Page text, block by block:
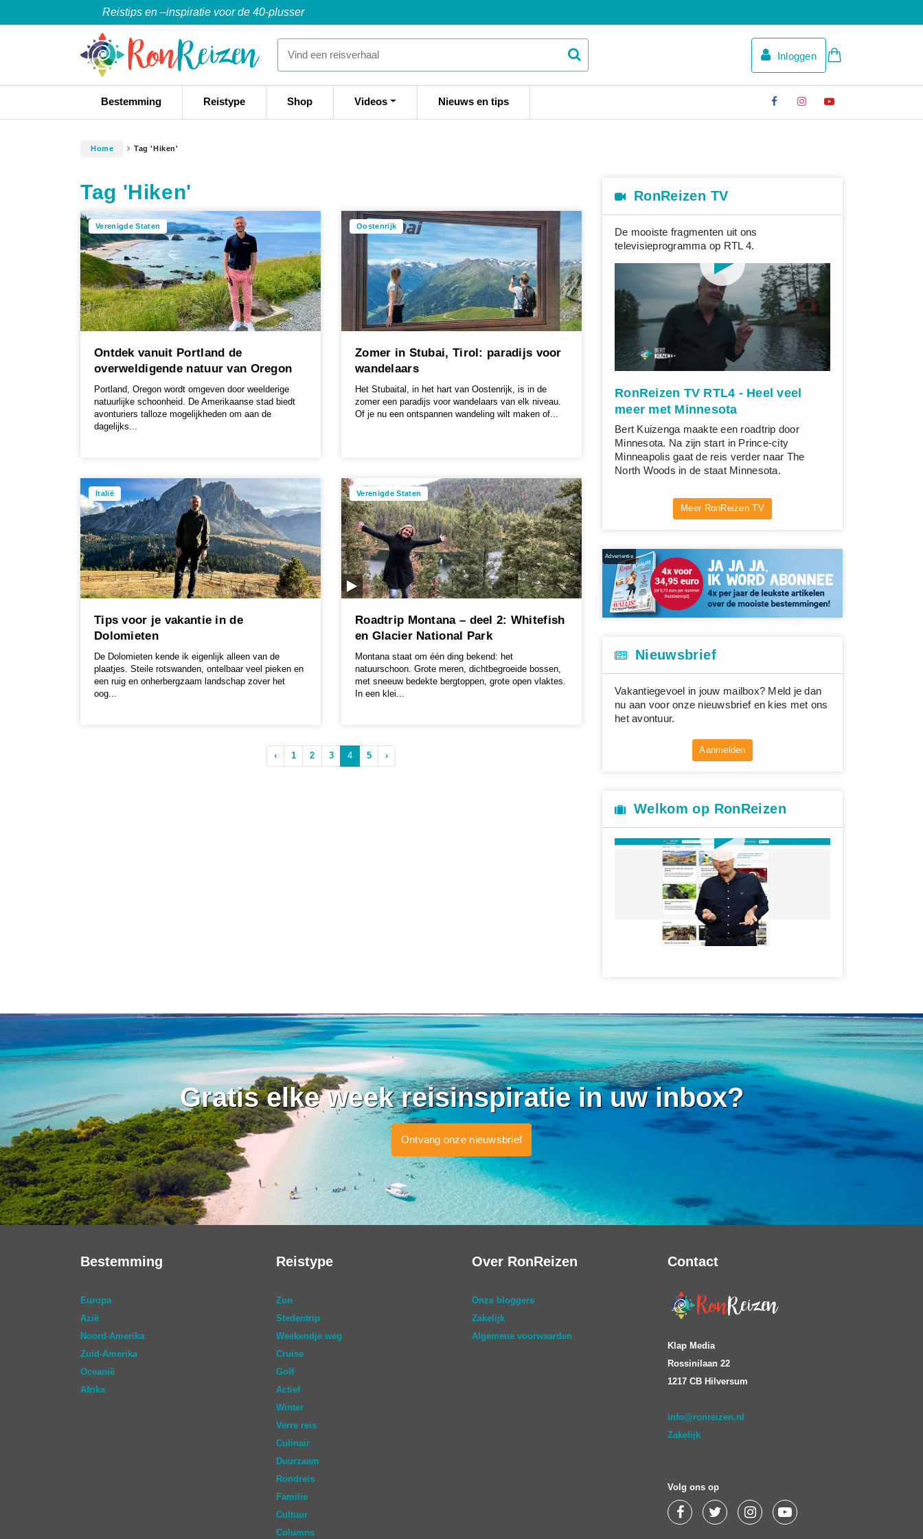
Reistips en –inspiratie voor de 40-plusser
Inloggen
Bestemming Reistype Shop Videos Nieuws en tips
Home Tag 'Hiken'
Tag 'Hiken'
Verenigde Staten
Ontdek vanuit Portland de
overweldigende natuur van Oregon
Portland, Oregon wordt omgeven door weelderige
natuurlijke schoonheid. De Amerikaanse stad biedt
avonturiers talloze mogelijkheden om aan de
dagelijks...
Oostenrijk
Zomer in Stubai, Tirol: paradijs voor
wandelaars
Het Stubaital, in het hart van Oostenrijk, is in de
zomer een paradijs voor wandelaars van elk niveau.
Of je nu een ontspannen wandeling wilt maken of...
Italië
Tips voor je vakantie in de
Dolomieten
De Dolomieten kende ik eigenlijk alleen van de
plaatjes. Steile rotswanden, ontelbaar veel pieken en
een ruig en onherbergzaam landschap zover het
oog...
Verenigde Staten
Roadtrip Montana – deel 2: Whitefish
en Glacier National Park
Montana staat om één ding bekend: het
natuurschoon. Grote meren, dichtbegroeide bossen,
met sneeuw bedekte bergtoppen, grote open vlaktes.
In een klei...
‹ 1 2 3 4 5 ›
RonReizen TV
De mooiste fragmenten uit ons
televisieprogramma op RTL 4.
RonReizen TV RTL4 - Heel veel
meer met Minnesota
Bert Kuizenga maakte een roadtrip door
Minnesota. Na zijn start in Prince-city
Minneapolis gaat de reis verder naar The
North Woods in de staat Minnesota.
Meer RonReizen TV
Advertentie
Nieuwsbrief
Vakantiegevoel in jouw mailbox? Meld je dan
nu aan voor onze nieuwsbrief en kies met ons
het avontuur.
Aanmelden
Welkom op RonReizen
Gratis elke week reisinspiratie in uw inbox?
Ontvang onze nieuwsbrief
Bestemming
Europa
Azië
Noord-Amerika
Zuid-Amerika
Oceanië
Afrika
Reistype
Zon
Stedentrip
Weekendje weg
Cruise
Golf
Actief
Winter
Verre reis
Culinair
Duurzaam
Rondreis
Familie
Cultuur
Columns
Over RonReizen
Onze bloggers
Zakelijk
Algemene voorwaarden
Contact
Klap Media
Rossinilaan 22
1217 CB Hilversum
info@ronreizen.nl
Zakelijk
Volg ons op